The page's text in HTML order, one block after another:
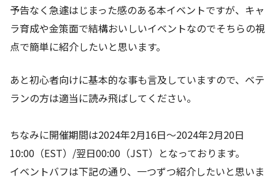
予告なく急遽はじまった感のある本イベントですが、キャ
ラ育成や金策面で結構おいしいイベントなのでそちらの視
点で簡単に紹介したいと思います。
あと初心者向けに基本的な事も言及していますので、ベテ
ランの方は適当に読み飛ばしてください。
ちなみに開催期間は2024年2月16日～2024年2月20日
10:00（EST）/翌日00:00（JST）となっております。
イベントバフは下記の通り、一つずつ紹介したいと思いま